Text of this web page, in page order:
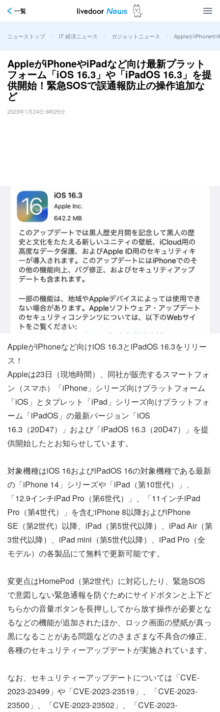
一覧
ニューストップ > IT 経済ニュース > ガジェットニュース > AppleがiPhoneや
AppleがiPhoneやiPadなど向け最新プラット
フォーム「iOS 16.3」や「iPadOS 16.3」を提
供開始！緊急SOSで誤通報防止の操作追加な
ど
2023年1月24日 6時25分
AppleがiPhoneなど向けiOS 16.3とiPadOS 16.3をリリー
ス！
Appleは23日（現地時間）、同社が販売するスマートフォ
ン（スマホ）「iPhone」シリーズ向けプラットフォーム
「iOS」とタブレット「iPad」シリーズ向けプラットフォ
ーム「iPadOS」の最新バージョン「iOS
16.3（20D47）」および「iPadOS 16.3（20D47）」を提
供開始したとお知らせしています。
対象機種はiOS 16およびiPadOS 16の対象機種である最新
の「iPhone 14」シリーズや「iPad（第10世代）」、
「12.9インチiPad Pro（第6世代）」、「11インチiPad
Pro（第4世代）」を含むiPhone 8以降およびiPhone
SE（第2世代）以降、iPad（第5世代以降）、iPad Air（第
3世代以降）、iPad mini（第5世代以降）、iPad Pro（全
モデル）の各製品にて無料で更新可能です。
変更点はHomePod（第2世代）に対応したり、緊急SOS
で意図しない緊急通報を防ぐためにサイドボタンと上下ど
ちらかの音量ボタンを長押ししてから放す操作が必要とな
るなどの機能が追加されたほか、ロック画面の壁紙が真っ
黒になることがある問題などのさまざまな不具合の修正、
各種のセキュリティーアップデートが実施されています。
なお、セキュリティーアップデートについては「CVE-
2023-23499」や「CVE-2023-23519」、「CVE-2023-
23500」、「CVE-2023-23502」、「CVE-2023-